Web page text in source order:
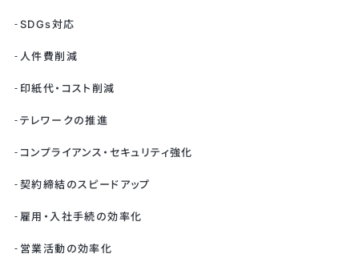
SDGs対応
人件費削減
印紙代・コスト削減
テレワークの推進
コンプライアンス・セキュリティ強化
契約締結のスピードアップ
雇用・入社手続の効率化
営業活動の効率化